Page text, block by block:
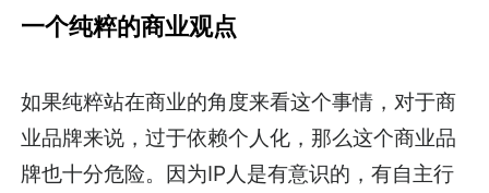
一个纯粹的商业观点
如果纯粹站在商业的角度来看这个事情，对于商
业品牌来说，过于依赖个人化，那么这个商业品
牌也十分危险。因为IP人是有意识的，有自主行